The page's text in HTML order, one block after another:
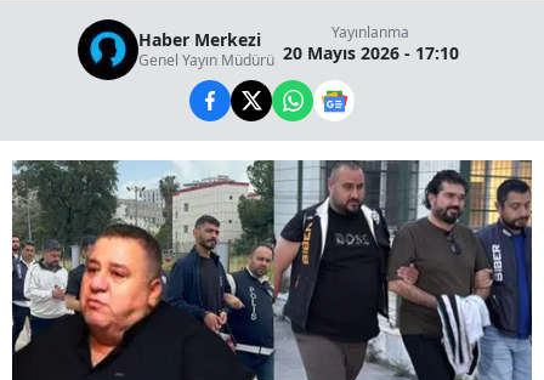
Haber Merkezi
Genel Yayın Müdürü
Yayınlanma
20 Mayıs 2026 - 17:10